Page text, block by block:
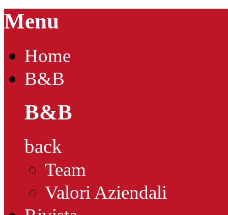
Menu
Home
B&B
B&B
back
Team
Valori Aziendali